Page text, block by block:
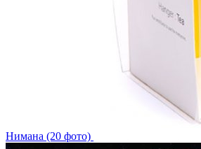
Нимана (20 фото)